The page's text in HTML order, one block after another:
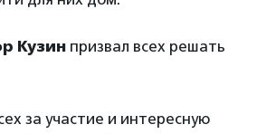
Кузин призвал всех решать
за участие и интересную